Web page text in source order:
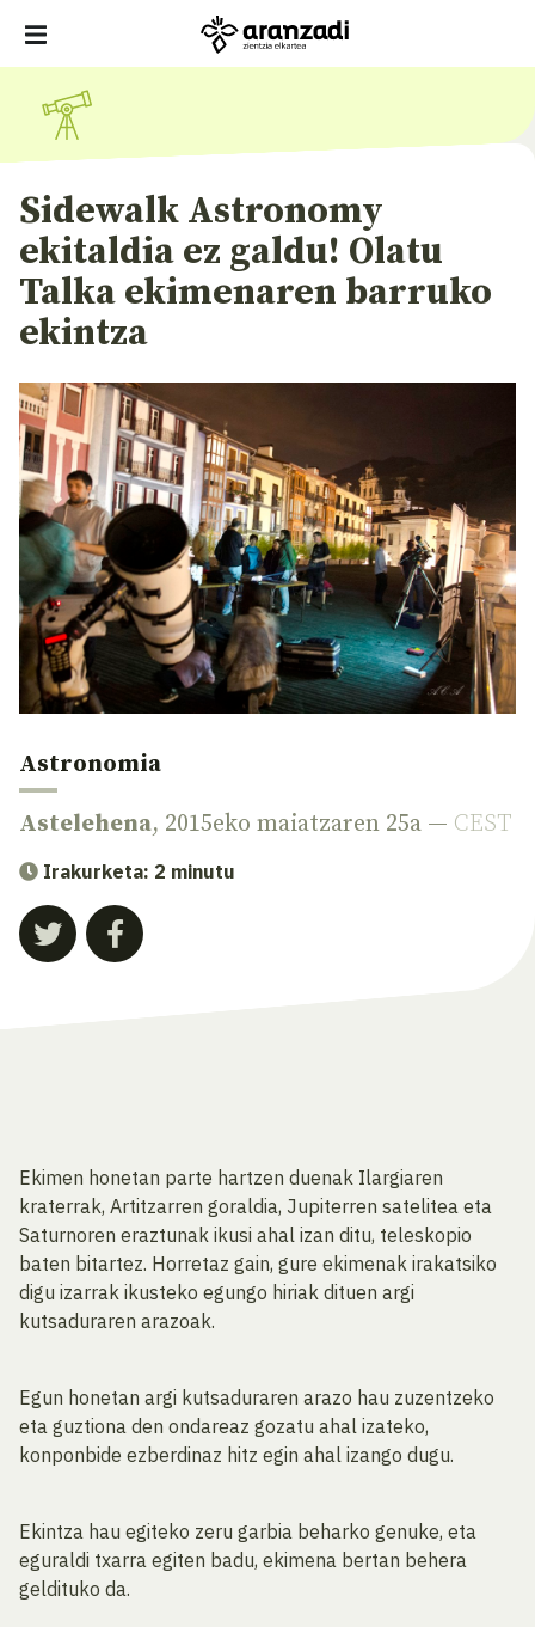
Sidewalk Astronomy
ekitaldia ez galdu! Olatu
Talka ekimenaren barruko
ekintza
Astronomia
Astelehena, 2015eko maiatzaren 25a — CEST
Irakurketa: 2 minutu
Ekimen honetan parte hartzen duenak Ilargiaren
kraterrak, Artitzarren goraldia, Jupiterren satelitea eta
Saturnoren eraztunak ikusi ahal izan ditu, teleskopio
baten bitartez. Horretaz gain, gure ekimenak irakatsiko
digu izarrak ikusteko egungo hiriak dituen argi
kutsaduraren arazoak.
Egun honetan argi kutsaduraren arazo hau zuzentzeko
eta guztiona den ondareaz gozatu ahal izateko,
konponbide ezberdinaz hitz egin ahal izango dugu.
Ekintza hau egiteko zeru garbia beharko genuke, eta
eguraldi txarra egiten badu, ekimena bertan behera
geldituko da.